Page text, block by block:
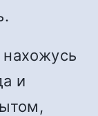
нахожусь
и